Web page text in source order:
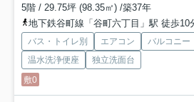
5階 / 29.75坪 (98.35㎡) /築37年
地下鉄谷町線「谷町六丁目」駅 徒歩10
バス・トイレ別 エアコン バルコニー
温水洗浄便座
独立洗面台
敷0